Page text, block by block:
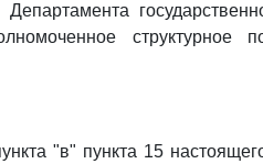
структурное
"в" пункта 15